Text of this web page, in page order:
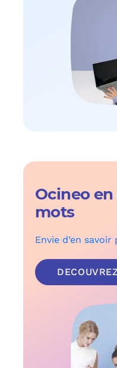
Ocineo
mots
Envie d’en